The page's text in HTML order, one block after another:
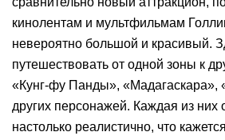
кинолентам и мультфильмам
невероятно большой и красивый.
путешествовать от одной зоны к
«Кунг-фу Панды», «Мадагаскара»,
других персонажей. Каждая из
настолько реалистично, что